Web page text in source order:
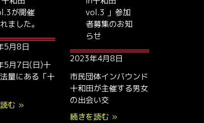
が開催
ました。
5月8日
5月7日(日)十
量にある「十
む »
vol.3 」参加
者募集のお知
らせ
2023年4月8日
市民団体インバウンド
十和田が主催する男女
の出会い交
続きを読む »